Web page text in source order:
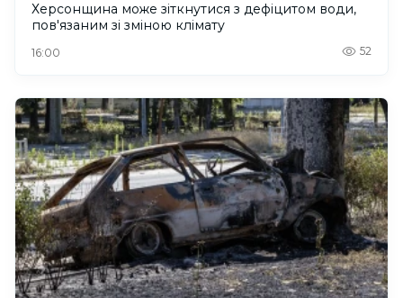
Херсонщина може зіткнутися з дефіцитом води,
пов'язаним зі зміною клімату
16:00 52